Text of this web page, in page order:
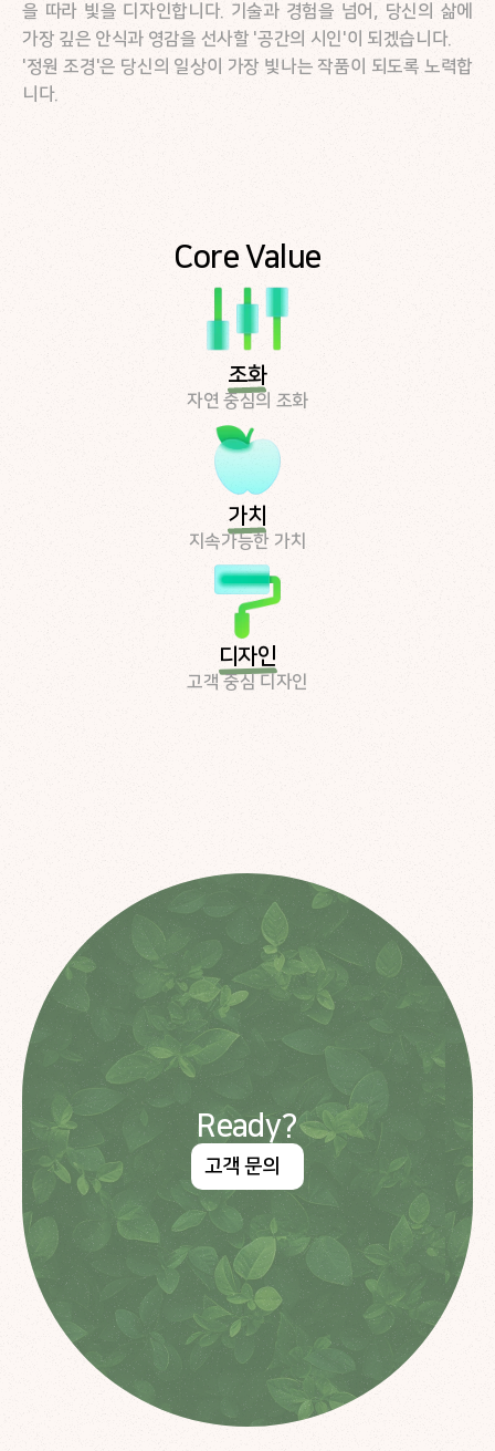
을 따라 빛을 디자인합니다. 기술과 경험을 넘어, 당신의 삶에
가장 깊은 안식과 영감을 선사할 '공간의 시인'이 되겠습니다.
'정원 조경'은 당신의 일상이 가장 빛나는 작품이 되도록 노력합
니다.
Core Value
조화
자연 중심의 조화
가치
지속가능한 가치
디자인
고객 중심 디자인
Ready?
고객 문의